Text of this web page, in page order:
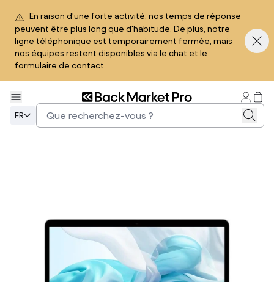
En raison d'une forte activité, nos temps de réponse
peuvent être plus long que d'habitude. De plus, notre
ligne téléphonique est temporairement fermée, mais
nos équipes restent disponibles via le chat et le
formulaire de contact.
FR